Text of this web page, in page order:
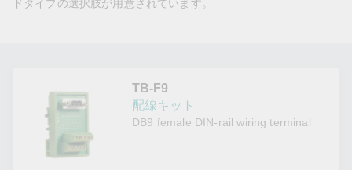
ドタイプの選択肢が用意されています。
TB-F9
配線キット
DB9 female DIN-rail wiring terminal